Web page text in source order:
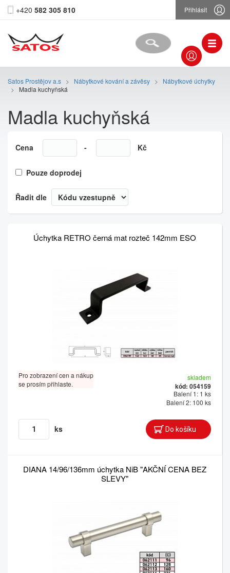
+420 582 305 810 Přihlásit
Satos Prostějov a.s > Nábytkové kování a závěsy >
Nábytkové úchytky
>
Madla kuchyňská
Madla kuchyňská
Cena - Kč
Pouze doprodej
Řadit dle
Úchytka RETRO černá mat rozteč 142mm ESO
Pro zobrazení cen a nákup
se prosím přihlaste.
skladem
kód: 054159
Balení 1: 1 ks
Balení 2: 100 ks
ks
DIANA 14/96/136mm úchytka NiB "AKČNÍ CENA BEZ
SLEVY"